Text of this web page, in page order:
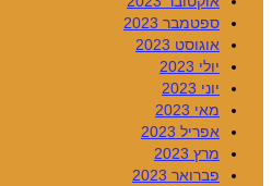
ספטמבר 2023
אוגוסט 2023
יולי 2023
יוני 2023
מאי 2023
אפריל 2023
מרץ 2023
פברואר 2023